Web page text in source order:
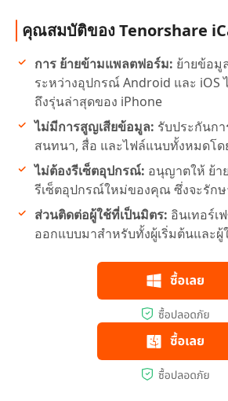
คุณสมบัติของ Tenorshare
การ ย้ายข้ามแพลตฟอร์ม: ย้ายข้อมู
ระหว่างอุปกรณ์ Android และ iOS
ถึงรุ่นล่าสุดของ iPhone
ไม่มีการสูญเสียข้อมูล: รับประกันก
สนทนา, สื่อ และไฟล์แนบทั้งหมดโ
ไม่ต้องรีเซ็ตอุปกรณ์: อนุญาตให้ ย้า
รีเซ็ตอุปกรณ์ใหม่ของคุณ ซึ่งจะรัก
ส่วนติดต่อผู้ใช้ที่เป็นมิตร: อินเทอร์เ
ออกแบบมาสำหรับทั้งผู้เริ่มต้นและ